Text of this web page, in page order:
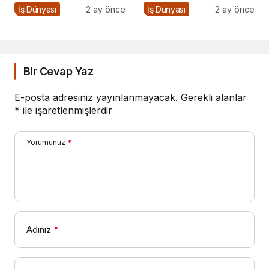
Dijital Markalaşma
İş Dünyası 2 ay önce
WORLDEF Istanbul
İş Dünyası 2 ay önce
Bir Cevap Yaz
E-posta adresiniz yayınlanmayacak. Gerekli alanlar
* ile işaretlenmişlerdir
Yorumunuz *
Adınız *